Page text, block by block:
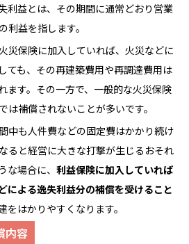
利益とは、その期間に通常どおり営業
利益を指します。
災保険に加入していれば、火災などに
ても、その再建築費用や再調達費用は
ます。その一方で、一般的な火災保険
は補償されないことが多いです。
中も人件費などの固定費はかかり続け
ると経営に大きな打撃が生じるおそれ
な場合に、 利益保険に加入していれば
による逸失利益分の補償を受けること
をはかりやすくなります。
内容